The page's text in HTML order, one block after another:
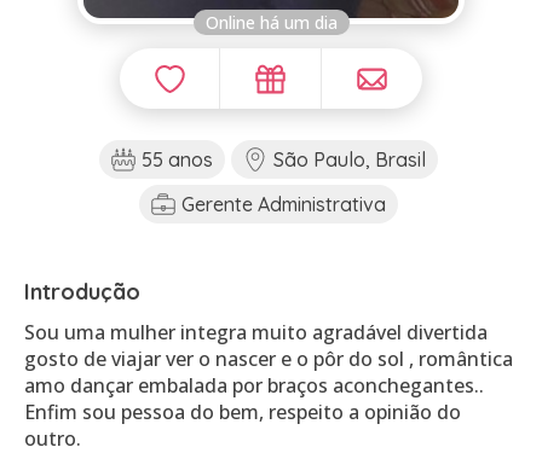
Online há um dia
55 anos
São Paulo, Brasil
Gerente Administrativa
Introdução
Sou uma mulher integra muito agradável divertida
gosto de viajar ver o nascer e o pôr do sol , romântica
amo dançar embalada por braços aconchegantes..
Enfim sou pessoa do bem, respeito a opinião do
outro.